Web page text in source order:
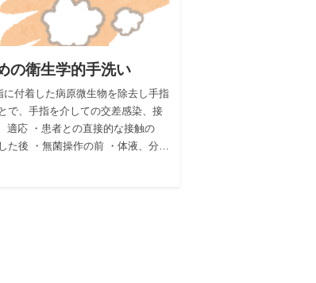
の衛生学的手洗い
に付着した病原微生物を除去し手指
で、手指を介しての交差感染、接
応 ・患者との直接的な接触の
た後 ・無菌操作の前 ・体液、分…